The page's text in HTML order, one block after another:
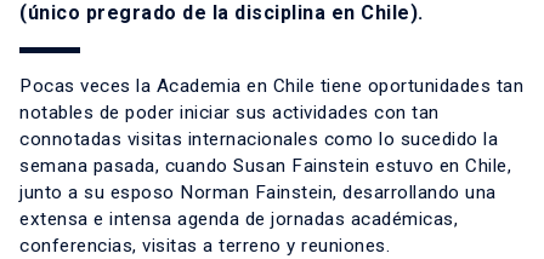
(único pregrado de la disciplina en Chile).
Pocas veces la Academia en Chile tiene oportunidades tan
notables de poder iniciar sus actividades con tan
connotadas visitas internacionales como lo sucedido la
semana pasada, cuando Susan Fainstein estuvo en Chile,
junto a su esposo Norman Fainstein, desarrollando una
extensa e intensa agenda de jornadas académicas,
conferencias, visitas a terreno y reuniones.